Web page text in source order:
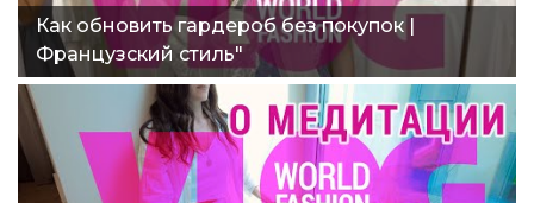
Как обновить гардероб без покупок |
Французский стиль"